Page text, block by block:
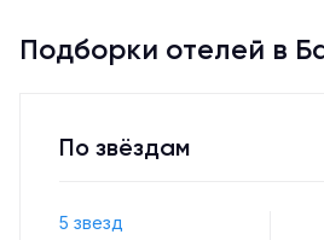
Подборки отелей в
По звёздам
5 звезд